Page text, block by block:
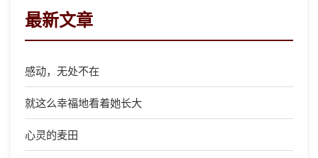
最新文章
感动，无处不在
就这么幸福地看着她长大
心灵的麦田